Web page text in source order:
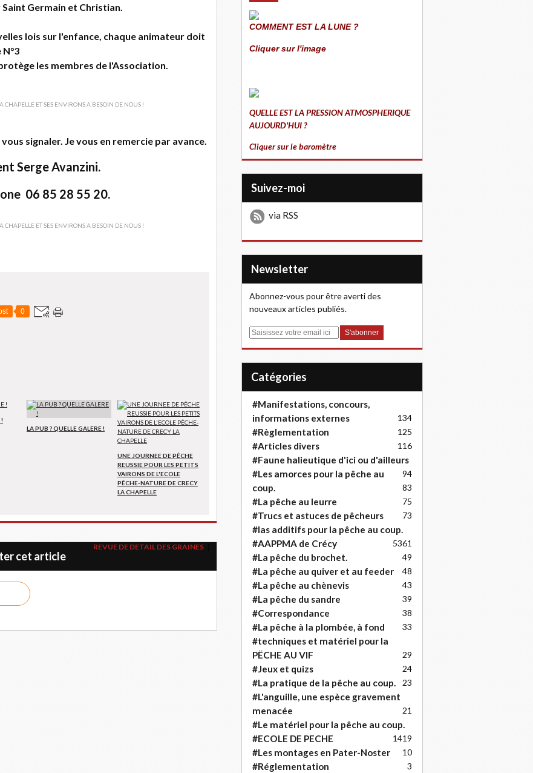
Germain et Christian.
lois sur l'enfance, chaque animateur doit
les membres de l'Association.
signaler. Je vous en remercie par avance.
Serge Avanzini.
06 85 28 55 20.
0
LA PUB ? QUELLE GALERE !
UNE JOURNEE DE PÊCHE
REUSSIE POUR LES PETITS
VAIRONS DE L'ECOLE
PÊCHE-NATURE DE CRECY
LA CHAPELLE
REVUE DE DETAIL DES GRAINES
cet article
COMMENT EST LA LUNE ?
Cliquer sur l'image
QUELLE EST LA PRESSION ATMOSPHERIQUE
AUJOURD'HUI ?
Cliquer sur le baromètre
Suivez-moi
via RSS
Newsletter
Abonnez-vous pour être averti des
nouveaux articles publiés.
E
Catégories
#Manifestations, concours,
informations externes
134
#Règlementation 125
#Articles divers 116
#Faune halieutique d'ici ou d'ailleurs
94
#Les amorces pour la pêche au
coup.
83
#La pêche au leurre 75
#Trucs et astuces de pêcheurs 73
#las additifs pour la pêche au coup.
61
#AAPPMA de Crécy 53
#La pêche du brochet. 49
#La pêche au quiver et au feeder 48
#La pêche au chènevis 43
#La pêche du sandre 39
#Correspondance 38
#La pêche à la plombée, à fond 33
#techniques et matériel pour la
PËCHE AU VIF
29
#Jeux et quizs 24
#La pratique de la pêche au coup. 23
#L'anguille, une espèce gravement
menacée
21
#Le matériel pour la pêche au coup.
19
#ECOLE DE PECHE 14
#Les montages en Pater-Noster 10
#Réglementation 3